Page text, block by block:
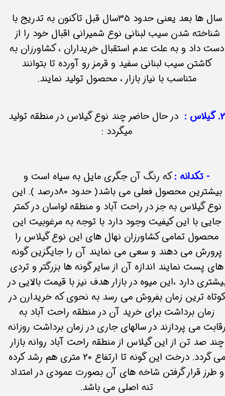
سال ها بعد یعنی حدود 35سال قبل تاکنون به تدریج با
شناخته شدن سیب لبنانی نوع شمیرانی اقبال خود را از
دست داد و به علت عدم استقبال خریداران ، کشاورزان به
کاشتن سیب لبنانی سفید و قرمز رو آورده تا بتوانند
متناسب با نیاز بازار ، محصول تولید نمایند.​​​​​​​
2. گیلاس :
در حال حاضر چند نوع گیلاس در منطقه تولید
میگردد :
- تکدانه :که رنگ آن جگری مایل به سیاه است و
بیشترین محصول فعلی می باشد( حدود 80درصد ). این
نوع گیلاس به جز در راحت آباد و منطقه لواسان در کمتر
جایی با این کیفیت وجود دارد با توجه به مرغوبیت این
محصول تمامی کشاورزان نهال های این نوع گیلاس را
پرورش می دهند و سعی می نمایند آن را جایگزین گونه
های پست نمایند اندازه آن از سایر گونه ها بزرگتر و تردی
دارد ،این میوه در بازار هدف نیز با قیمت بالایی در
ترین زمان بفروش می رسد به نحوی که خریدارن در
زمان برداشت برای خرید آن در منطقه راحت آباد به
می پردازند در سالهای جاری در زمان برداشت روزانه
چند صد تن از این گیلاس از منطقه راحت آباد روانه بازار
می گردد. درخت این گونه تا ارتفاع 20 متری هم رشد کرده
و طرز قرار گرفتن شاخه های آن بصورت عمودی در امتداد
تنه اصلی می باشد.